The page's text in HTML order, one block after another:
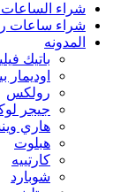
شراء
شراء ساعات
المدونه
باتيك
اوديمار
رولكس
جيجر
هاري
هبلوت
كارتييه
شوبارد